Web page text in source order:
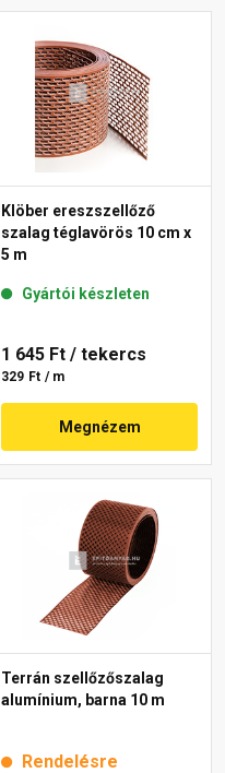
Klöber ereszszellőző
szalag téglavörös 10 cm x
5 m
Gyártói készleten
1 645 Ft / tekercs
329 Ft / m
Megnézem
Terrán szellőzőszalag
alumínium, barna 10 m
Rendelésre